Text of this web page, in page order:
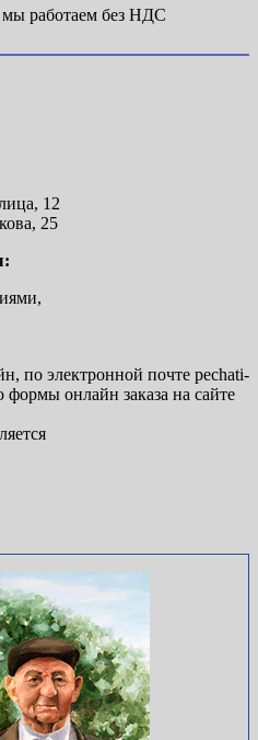
мы работаем без НДС
12
25
по электронной почте pechati-
онлайн заказа на сайте